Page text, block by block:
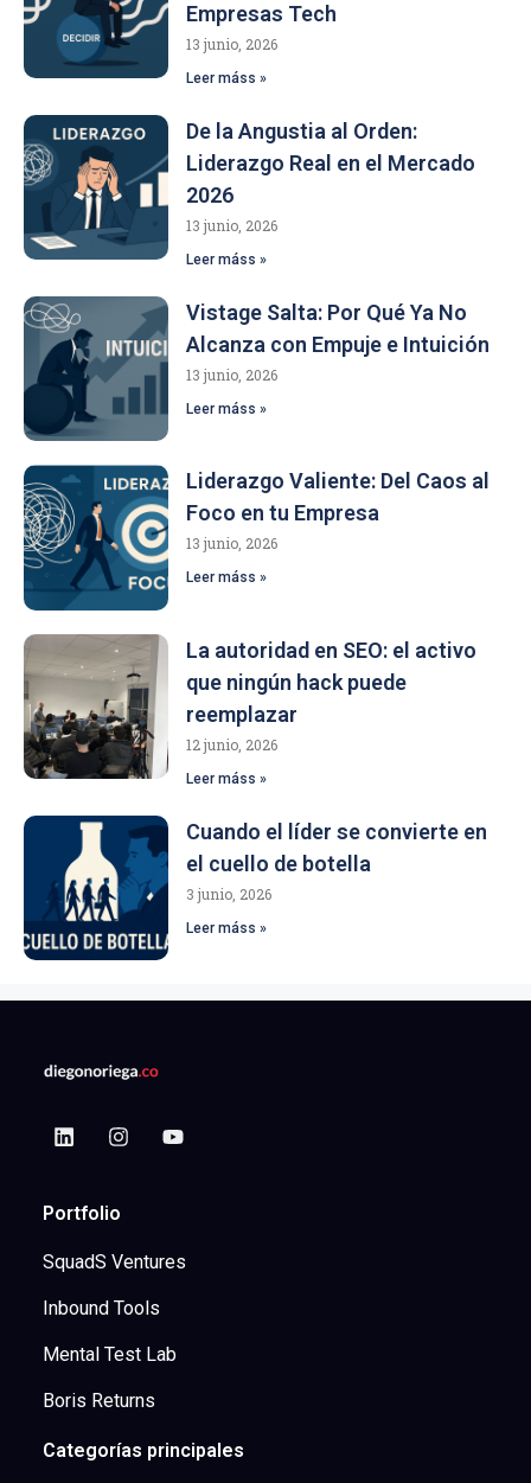
Empresas Tech
13 junio, 2026
Leer máss »
De la Angustia al Orden:
Liderazgo Real en el Mercado
2026
13 junio, 2026
Leer máss »
Vistage Salta: Por Qué Ya No
Alcanza con Empuje e Intuición
13 junio, 2026
Leer máss »
Liderazgo Valiente: Del Caos al
Foco en tu Empresa
13 junio, 2026
Leer máss »
La autoridad en SEO: el activo
que ningún hack puede
reemplazar
12 junio, 2026
Leer máss »
Cuando el líder se convierte en
el cuello de botella
3 junio, 2026
Leer máss »
Portfolio
SquadS Ventures
Inbound Tools
Mental Test Lab
Boris Returns
Categorías principales